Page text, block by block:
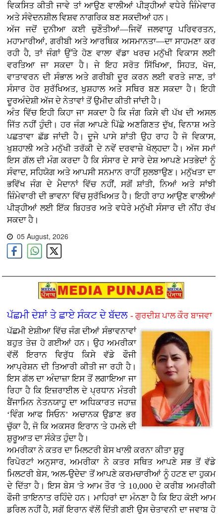
ਵਿਕਸਿਤ ਕੀਤੀ ਜਾਵੇ ਤਾਂ ਆਉਣ ਵਾਲੀਆਂ ਪੀੜ੍ਹੀਆਂ ਵਧੇਰੇ ਜ਼ਿੰਮੇਵਾਰ
ਅਤੇ ਸੰਵੇਦਨਸ਼ੀਲ ਵਿਸ਼ਵ ਨਾਗਰਿਕ ਬਣ ਸਕਦੀਆਂ ਹਨ।
ਅੱਜ ਜਦੋਂ ਦੁਨੀਆ ਕਈ ਚੁਣੌਤੀਆਂ—ਜਿਵੇਂ ਜਲਵਾਯੂ ਪਰਿਵਰਤਨ,
ਮਹਾਮਾਰੀਆਂ, ਗਰੀਬੀ ਅਤੇ ਆਰਥਿਕ ਅਸਮਾਨਤਾ—ਦਾ ਸਾਹਮਣਾ ਕਰ
ਰਹੀ ਹੈ, ਤਾਂ ਜੰਗਾਂ ਉੱਤੇ ਹੋਣ ਵਾਲਾ ਵੱਡਾ ਖਰਚ ਮਨੁੱਖੀ ਵਿਕਾਸ ਲਈ
ਵਰਤਿਆ ਜਾ ਸਕਦਾ ਹੈ। ਜੇ ਇਹ ਸਰੋਤ ਸਿੱਖਿਆ, ਸਿਹਤ, ਖੋਜ,
ਵਾਤਾਵਰਨ ਦੀ ਸੰਭਾਲ ਅਤੇ ਗਰੀਬੀ ਦੂਰ ਕਰਨ ਲਈ ਵਰਤੇ ਜਾਣ, ਤਾਂ
ਸੰਸਾਰ ਹੋਰ ਸੁਰੱਖਿਅਤ, ਖੁਸ਼ਹਾਲ ਅਤੇ ਸਥਿਰ ਬਣ ਸਕਦਾ ਹੈ। ਇਹੀ
ਦੂਰਅੰਦੇਸ਼ੀ ਅੱਜ ਦੇ ਨੇਤਾਵਾਂ ਤੋਂ ਉਮੀਦ ਕੀਤੀ ਜਾਂਦੀ ਹੈ।
ਅੰਤ ਵਿੱਚ ਇਹੀ ਕਿਹਾ ਜਾ ਸਕਦਾ ਹੈ ਕਿ ਜੰਗ ਕਿਸੇ ਵੀ ਪੱਖ ਦੀ ਅਸਲ
ਜਿੱਤ ਨਹੀਂ ਹੁੰਦੀ। ਹਰ ਜੰਗ ਆਪਣੇ ਪਿੱਛੇ ਅਣਗਿਣਤ ਦੁੱਖ, ਵਿਨਾਸ਼ ਅਤੇ
ਪਛਤਾਵਾ ਛੱਡ ਜਾਂਦੀ ਹੈ। ਦੂਜੇ ਪਾਸੇ ਸ਼ਾਂਤੀ ਉਹ ਰਾਹ ਹੈ ਜੋ ਵਿਕਾਸ,
ਖੁਸ਼ਹਾਲੀ ਅਤੇ ਮਨੁੱਖੀ ਤਰੱਕੀ ਦੇ ਨਵੇਂ ਦਰਵਾਜ਼ੇ ਖੋਲ੍ਹਦਾ ਹੈ। ਅੱਜ ਸਮਾਂ
ਇਸ ਗੱਲ ਦੀ ਮੰਗ ਕਰਦਾ ਹੈ ਕਿ ਸੰਸਾਰ ਦੇ ਸਾਰੇ ਦੇਸ਼ ਆਪਣੇ ਮਤਭੇਦਾਂ ਨੂੰ
ਸੰਵਾਦ, ਸਹਿਯੋਗ ਅਤੇ ਆਪਸੀ ਸਨਮਾਨ ਰਾਹੀਂ ਸੁਲਝਾਉਣ। ਮਨੁੱਖਤਾ ਦਾ
ਭਵਿੱਖ ਜੰਗ ਦੇ ਮੈਦਾਨਾਂ ਵਿੱਚ ਨਹੀਂ, ਸਗੋਂ ਸ਼ਾਂਤੀ, ਨਿਆਂ ਅਤੇ ਸਾਂਝੀ
ਜ਼ਿੰਮੇਵਾਰੀ ਦੀ ਭਾਵਨਾ ਵਿੱਚ ਸੁਰੱਖਿਅਤ ਹੈ। ਇਹੀ ਰਾਹ ਆਉਣ ਵਾਲੀਆਂ
ਪੀੜ੍ਹੀਆਂ ਲਈ ਇੱਕ ਬਿਹਤਰ ਅਤੇ ਵਧੇਰੇ ਮਨੁੱਖੀ ਸੰਸਾਰ ਦੀ ਨੀਂਹ ਰੱਖ
ਸਕਦਾ ਹੈ।
05 August, 2026
ਪੱਛਮੀ ਦੇਸ਼ਾਂ ਤੇ ਛਾਏ ਸੰਕਟ ਦੇ ਬੱਦਲ- ਗੁਰਦੀਸ਼ ਪਾਲ ਕੌਰ ਬਾਜਵਾ
ਪੱਛਮੀ ਏਸ਼ੀਆ ਵਿੱਚ ਜੰਗ ਦੀਆਂ ਸੰਭਾਵਨਾਵਾਂ
ਬਹੁਤ ਤੇਜ਼ ਹੋ ਗਈਆਂ ਹਨ। ਉਹ ਅਮਰੀਕਾ
ਵੱਲੋਂ ਇਰਾਨ ਵਿਰੁੱਧ ਕਿਸੇ ਵੱਡੇ ਫੌਜੀ
ਆਪ੍ਰੇਸ਼ਨ ਦੀ ਤਿਆਰੀ ਕੀਤੀ ਜਾ ਰਹੀ ਹੈ।
ਇਸ ਗੱਲ ਦਾ ਅੰਦਾਜ਼ਾ ਇਸ ਤੋਂ ਲਗਾਇਆ ਜਾ
ਰਿਹਾ ਹੈ ਕਿ ਇਜ਼ਰਾਈਲ ਦੇ ਪ੍ਰਧਾਨ ਮੰਤਰੀ
ਬੈਂਜਾਮਿਨ ਨੇਤਨਯਾਹੂ ਦਾ ਅਧਿਕਾਰਤ ਜਹਾਜ਼
‘ਵਿੰਗ ਆਫ ਸਿਓਨ’ ਅਚਾਨਕ ਉਡਾਣ ਭਰ
ਚੁੱਕਾ ਹੈ, ਜੋ ਕਿ ਅਕਸਰ ਇਰਾਨ 'ਤੇ ਹਮਲੇ ਦੀ
ਸ਼ੁਰੂਆਤ ਦਾ ਸੰਕੇਤ ਹੁੰਦਾ ਹੈ।
ਅਮਰੀਕਾ ਨੇ ਕਤਰ ਦਾ ਮਿਲਟਰੀ ਬੇਸ ਖਾਲੀ ਕਰਨਾ ਕੀਤਾ ਸ਼ੁਰੂ
ਰਿਪੋਰਟਾਂ ਅਨੁਸਾਰ, ਅਮਰੀਕਾ ਨੇ ਕਤਰ ਸਥਿਤ ਆਪਣੇ ਸਭ ਤੋਂ ਵੱਡੇ
ਮਿਲਟਰੀ ਬੇਸ, 'ਅਲ-ਉਦੇਦ' ਤੋਂ ਆਪਣੇ ਕਰਮਚਾਰੀਆਂ ਨੂੰ ਹਟਣ ਦਾ ਹੁਕਮ
ਦੇ ਦਿੱਤਾ ਹੈ। ਇਸ ਬੇਸ 'ਤੇ ਆਮ ਤੌਰ 'ਤੇ 10,000 ਦੇ ਕਰੀਬ ਅਮਰੀਕੀ
ਫੌਜੀ ਤਾਇਨਾਤ ਰਹਿੰਦੇ ਹਨ। ਮਾਹਿਰਾਂ ਦਾ ਮੰਨਣਾ ਹੈ ਕਿ ਇਹ ਕੋਈ ਆਮ
ਡਰਿਲ ਨਹੀਂ ਹੈ, ਸਗੋਂ ਇਰਾਨ ਵੱਲੋਂ ਦਿੱਤੀ ਗਈ ਉਸ ਚੇਤਾਵਨੀ ਦਾ ਜਵਾਬ ਹੋ